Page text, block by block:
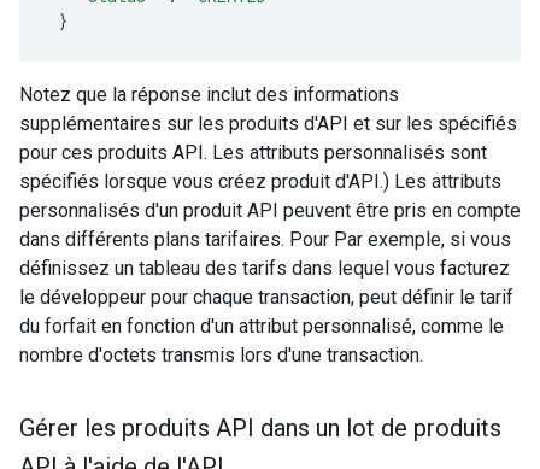
}
Notez que la réponse inclut des informations
supplémentaires sur les produits d'API et sur les spécifiés
pour ces produits API. Les attributs personnalisés sont
spécifiés lorsque vous créez produit d'API.) Les attributs
personnalisés d'un produit API peuvent être pris en compte
dans différents plans tarifaires. Pour Par exemple, si vous
définissez un tableau des tarifs dans lequel vous facturez
le développeur pour chaque transaction, peut définir le tarif
du forfait en fonction d'un attribut personnalisé, comme le
nombre d'octets transmis lors d'une transaction.
Gérer les produits API dans un lot de produits